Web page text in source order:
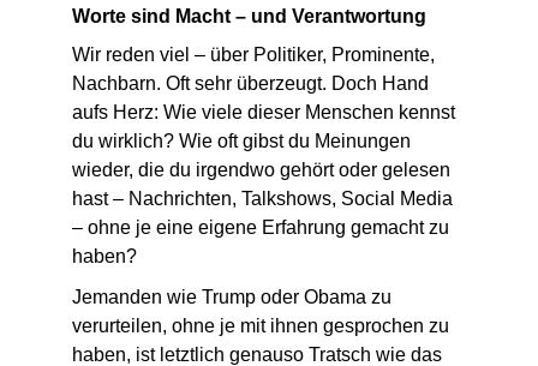
Worte sind Macht – und Verantwortung
Wir reden viel – über Politiker, Prominente,
Nachbarn. Oft sehr überzeugt. Doch Hand
aufs Herz: Wie viele dieser Menschen kennst
du wirklich? Wie oft gibst du Meinungen
wieder, die du irgendwo gehört oder gelesen
hast – Nachrichten, Talkshows, Social Media
– ohne je eine eigene Erfahrung gemacht zu
haben?
Jemanden wie Trump oder Obama zu
verurteilen, ohne je mit ihnen gesprochen zu
haben, ist letztlich genauso Tratsch wie das